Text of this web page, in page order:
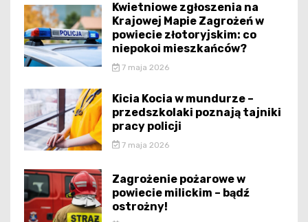
Kwietniowe zgłoszenia na
Krajowej Mapie Zagrożeń w
powiecie złotoryjskim: co
niepokoi mieszkańców?
7 maja 2026
Kicia Kocia w mundurze –
przedszkolaki poznają tajniki
pracy policji
7 maja 2026
Zagrożenie pożarowe w
powiecie milickim – bądź
ostrożny!